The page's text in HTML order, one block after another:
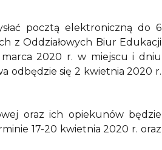
pocztą elektroniczną do 6
z Oddziałowych Biur Edukacji
marca 2020 r. w miejscu i dniu
odbędzie się 2 kwietnia 2020 r.
oraz ich opiekunów będzie
17-20 kwietnia 2020 r. oraz